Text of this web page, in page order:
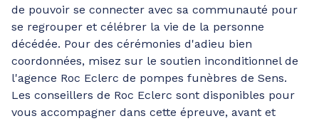
de pouvoir se connecter avec sa communauté pour
se regrouper et célébrer la vie de la personne
décédée. Pour des cérémonies d'adieu bien
coordonnées, misez sur le soutien inconditionnel de
l'agence Roc Eclerc de pompes funèbres de Sens.
Les conseillers de Roc Eclerc sont disponibles pour
vous accompagner dans cette épreuve, avant et